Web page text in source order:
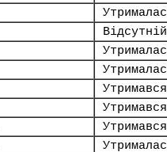
Відсутній
Утримався
Утримався
Утримався